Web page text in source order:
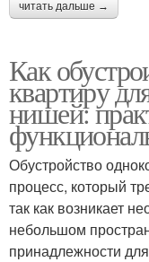
читать дальше →
Как
квартиру
нишей:
Обустройство
процесс, который
так как возникает
небольшом
принадлежности